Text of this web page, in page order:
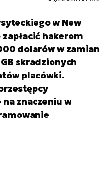
w New
hakerom
dolarów w zamian
skradzionych
placówki.
znaczeniu w